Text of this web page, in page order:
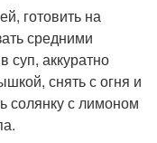
готовить на
средними
суп, аккуратно
снять с огня и
солянку с лимоном